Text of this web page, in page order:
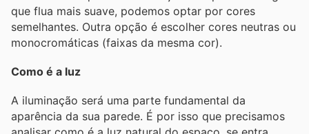
que flua mais suave, podemos optar por cores
semelhantes. Outra opção é escolher cores neutras ou
monocromáticas (faixas da mesma cor).
Como é a luz
A iluminação será uma parte fundamental da
aparência da sua parede. É por isso que precisamos